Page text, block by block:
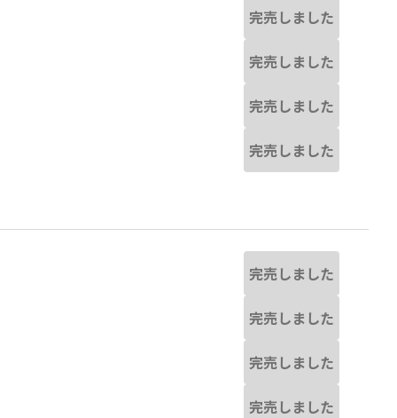
完売しました
完売しました
完売しました
完売しました
完売しました
完売しました
完売しました
完売しました